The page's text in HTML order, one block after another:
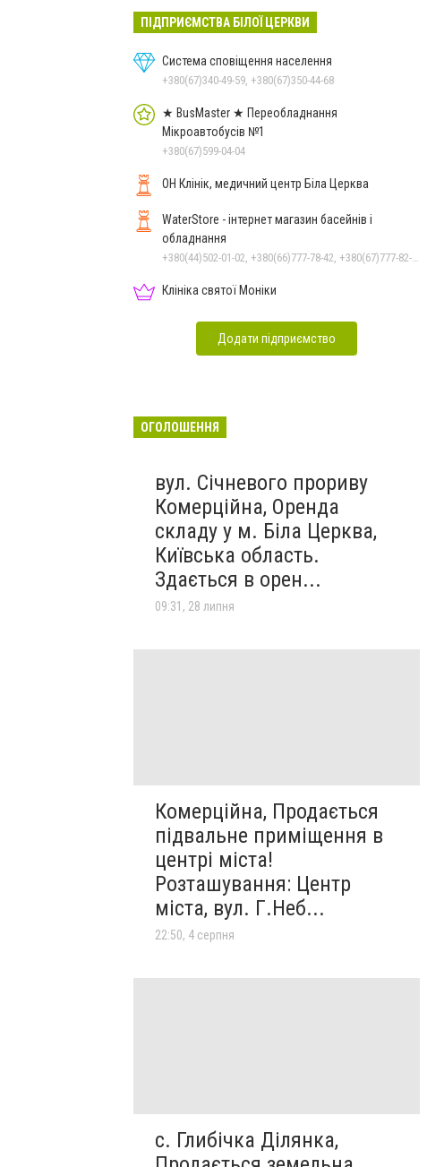
Всі матеріали тут
ПІДПРИЄМСТВА БІЛОЇ ЦЕРКВИ
Система сповіщення населення
+380(67)340-49-59, +380(67)350-44-68
★ BusMaster ★ Переобладнання
Мікроавтобусів №1
+380(67)599-04-04
ОН Клінік, медичний центр Біла Церква
WaterStore - інтернет магазин басейнів і
обладнання
Клініка святої Моніки
Додати підприємство
ОГОЛОШЕННЯ
вул. Січневого прориву
Комерційна, Оренда
складу у м. Біла Церква,
Київська область.
Здається в орен...
09:31, 28 липня
Комерційна, Продається
підвальне приміщення в
центрі міста!
Розташування: Центр
міста, вул. Г.Неб...
22:50, 4 серпня
с. Глибічка Ділянка,